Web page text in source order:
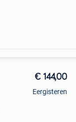
€ 144,00
Eergisteren